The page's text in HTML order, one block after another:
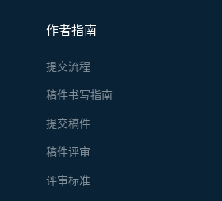
作者指南
提交流程
稿件书写指南
提交稿件
稿件评审
评审标准